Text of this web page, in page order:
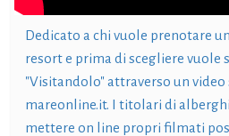
Dedicato a chi vuole prenotare
resort e prima di scegliere vuole
"Visitandolo" attraverso un video
mareonline.it. I titolari di
mettere on line propri filmati